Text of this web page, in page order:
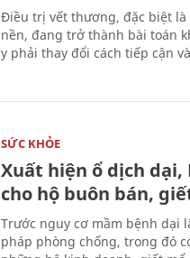
Điều trị vết thương, đặc biệt
nền, đang trở thành bài toán
y phải thay đổi cách tiếp cận
SỨC KHỎE
Xuất hiện ổ dịch dại,
cho hộ buôn bán,
Trước nguy cơ mầm bệnh dại
pháp phòng chống, trong đó